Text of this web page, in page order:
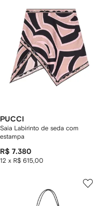
PUCCI
Saia Labirinto de seda com
estampa
R$ 7.380
12 x R$ 615,00